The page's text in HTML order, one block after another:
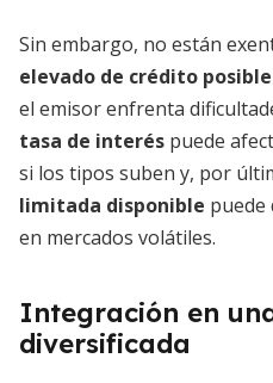
Sin embargo, no están
elevado de crédito posible
el emisor enfrenta
tasa de interés puede
si los tipos suben y, por
limitada disponible
en mercados volátiles.
Integración en
diversificada